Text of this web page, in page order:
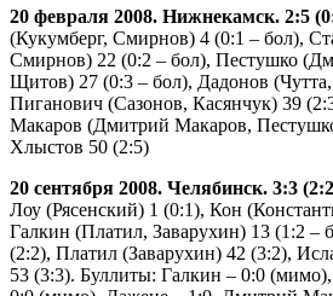
20 февраля 2008. Нижнекамск. 2:5
(Кукумберг, Смирнов) 4 (0:1 – бол),
Смирнов) 22 (0:2 – бол), Пестушко
Щитов) 27 (0:3 – бол), Дадонов
Пиганович (Сазонов, Касянчук) 39
Макаров (Дмитрий Макаров,
Хлыстов 50 (2:5)
20 сентября 2008. Челябинск. 3:3
Лоу (Рясенский) 1 (0:1), Кон
Галкин (Платил, Заварухин) 13 (1:2 –
(2:2), Платил (Заварухин) 42 (3:2),
53 (3:3). Буллиты: Галкин – 0:0